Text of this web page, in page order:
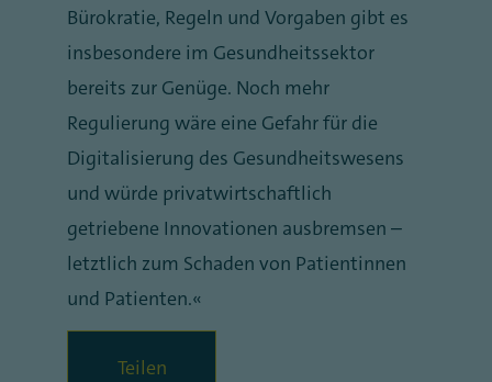
Bürokratie, Regeln und Vorgaben gibt es
insbesondere im Gesundheitssektor
bereits zur Genüge. Noch mehr
Regulierung wäre eine Gefahr für die
Digitalisierung des Gesundheitswesens
und würde privatwirtschaftlich
getriebene Innovationen ausbremsen –
letztlich zum Schaden von Patientinnen
und Patienten.“
Teilen